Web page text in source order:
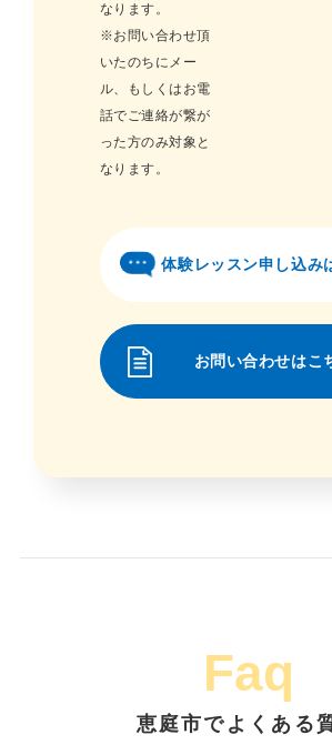
なります。
※お問い合わせ頂
いたのちにメー
ル、もしくはお電
話でご連絡が繋が
った方のみ対象と
なります。
体験レッスン申し込み
お問い合わせはこ
Faq
恵庭市でよくある